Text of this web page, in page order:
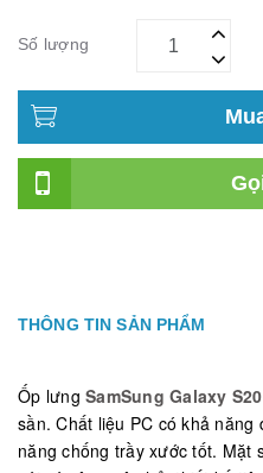
Số lượng
THÔNG TIN SẢN PHẨM
Ốp lưng SamSung Galaxy S20
sần. Chất liệu PC có khả
năng chống trầy xước tốt. Mặt